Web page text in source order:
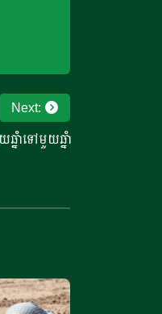
Next:
នាំទៅមួយឆ្នាំ